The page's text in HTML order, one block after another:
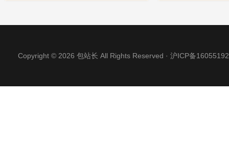
Copyright © 2026 包站长 All Rights Reserved · 沪ICP备